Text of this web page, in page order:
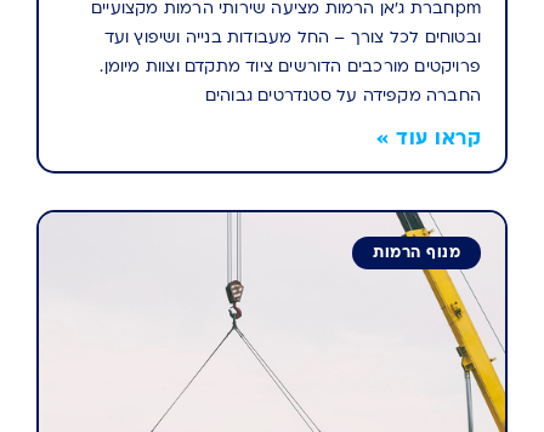
pmחברת ג'אן הרמות מציעה שירותי הרמות מקצועיים
ובטוחים לכל צורך – החל מעבודות בנייה ושיפוץ ועד
פרויקטים מורכבים הדורשים ציוד מתקדם וצוות מיומן.
החברה מקפידה על סטנדרטים גבוהים
קראו עוד »
מנוף הרמות